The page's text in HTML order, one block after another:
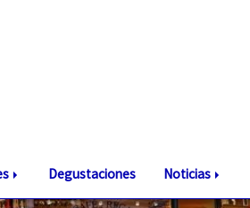
Degustaciones Noticias